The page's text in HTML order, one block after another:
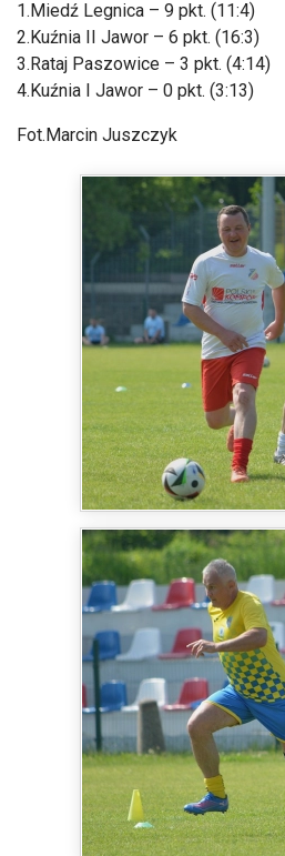
1.Miedź Legnica – 9 pkt. (11:4)
2.Kuźnia II Jawor – 6 pkt. (16:3)
3.Rataj Paszowice – 3 pkt. (4:14)
4.Kuźnia I Jawor – 0 pkt. (3:13)
Fot.Marcin Juszczyk